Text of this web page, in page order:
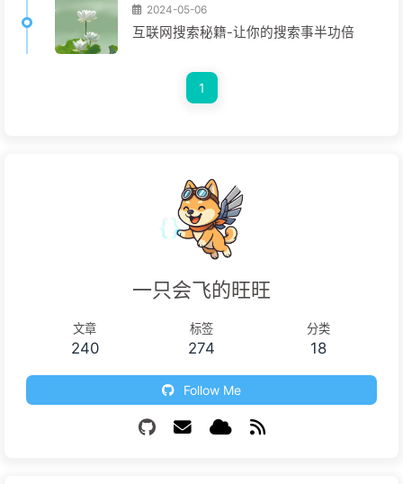
2024-05-06
互联网搜索秘籍-让你的搜索事半功倍
1
一只会飞的旺旺
文章
240
标签
274
分类
18
Follow Me